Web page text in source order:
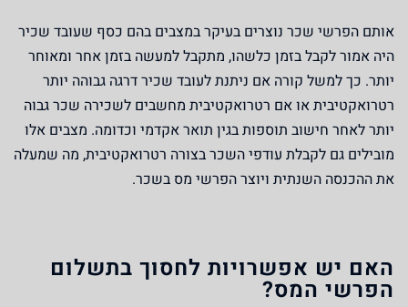
אותם הפרשי שכר נוצרים בעיקר במצבים בהם כסף שעובד שכיר
היה אמור לקבל בזמן כלשהו, מתקבל למעשה בזמן אחר ומאוחר
יותר. כך למשל קורה אם ניתנת לעובד שכיר דרגה גבוהה יותר
רטרואקטיבית או אם רטרואקטיבית מחשבים לשכירה שכר גבוה
יותר לאחר חישוב תוספות בגין תואר אקדמי וכדומה. מצבים אלו
מובילים גם לקבלת עודפי השכר בצורה רטרואקטיבית, מה שמעלה
את ההכנסה השנתית ויוצר הפרשי מס בשכר.
האם יש אפשרויות לחסוך בתשלום
הפרשי המס?